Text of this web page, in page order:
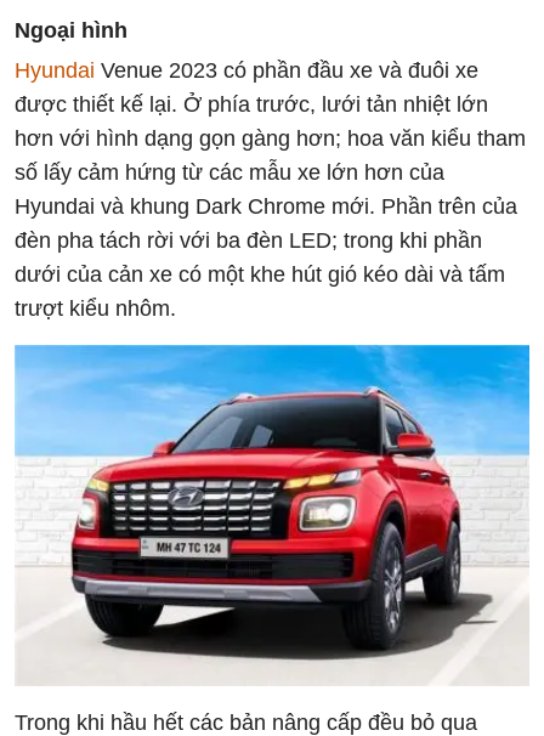
Ngoại hình
Hyundai Venue 2023 có phần đầu xe và đuôi xe
được thiết kế lại. Ở phía trước, lưới tản nhiệt lớn
hơn với hình dạng gọn gàng hơn; hoa văn kiểu tham
số lấy cảm hứng từ các mẫu xe lớn hơn của
Hyundai và khung Dark Chrome mới. Phần trên của
đèn pha tách rời với ba đèn LED; trong khi phần
dưới của cản xe có một khe hút gió kéo dài và tấm
trượt kiểu nhôm.
Trong khi hầu hết các bản nâng cấp đều bỏ qua